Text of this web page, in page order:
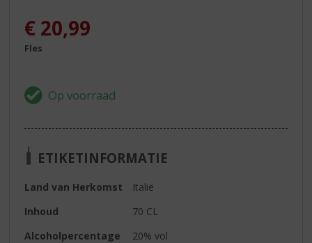
€ 20,99
Fles
ETIKETINFORMATIE
Land van Herkomst
Italië
Inhoud
70 CL
Alcoholpercentage
20% vol